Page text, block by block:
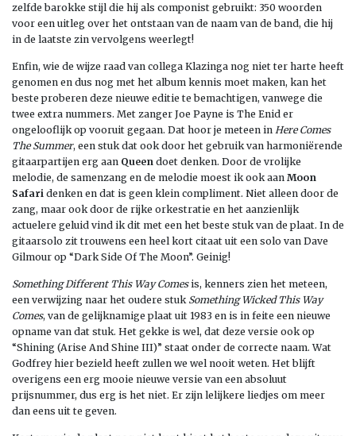
zelfde barokke stijl die hij als componist gebruikt: 350 woorden
voor een uitleg over het ontstaan van de naam van de band, die hij
in de laatste zin vervolgens weerlegt!
Enfin, wie de wijze raad van collega Klazinga nog niet ter harte heeft
genomen en dus nog met het album kennis moet maken, kan het
beste proberen deze nieuwe editie te bemachtigen, vanwege die
twee extra nummers. Met zanger Joe Payne is The Enid er
ongelooflijk op vooruit gegaan. Dat hoor je meteen in Here Comes
The Summer, een stuk dat ook door het gebruik van harmoniërende
gitaarpartijen erg aan Queen doet denken. Door de vrolijke
melodie, de samenzang en de melodie moest ik ook aan Moon
Safari denken en dat is geen klein compliment. Niet alleen door de
zang, maar ook door de rijke orkestratie en het aanzienlijk
actuelere geluid vind ik dit met een het beste stuk van de plaat. In de
gitaarsolo zit trouwens een heel kort citaat uit een solo van Dave
Gilmour op “Dark Side Of The Moon”. Geinig!
Something Different This Way Comesis, kenners zien het meteen,
een verwijzing naar het oudere stuk Something Wicked This Way
Comes, van de gelijknamige plaat uit 1983 en is in feite een nieuwe
opname van dat stuk. Het gekke is wel, dat deze versie ook op
“Shining (Arise And Shine III)” staat onder de correcte naam. Wat
Godfrey hier bezield heeft zullen we wel nooit weten. Het blijft
overigens een erg mooie nieuwe versie van een absoluut
prijsnummer, dus erg is het niet. Er zijn lelijkere liedjes om meer
dan eens uit te geven.